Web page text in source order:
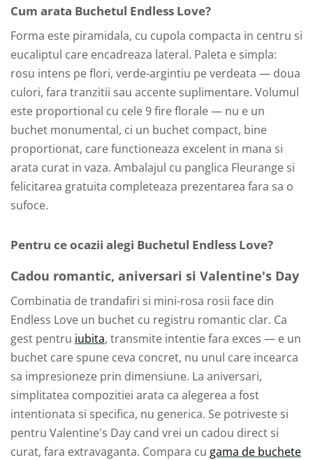
Cum arata Buchetul Endless Love?
Forma este piramidala, cu cupola compacta in centru si
eucaliptul care encadreaza lateral. Paleta e simpla:
rosu intens pe flori, verde-argintiu pe verdeata — doua
culori, fara tranzitii sau accente suplimentare. Volumul
este proportional cu cele 9 fire florale — nu e un
buchet monumental, ci un buchet compact, bine
proportionat, care functioneaza excelent in mana si
arata curat in vaza. Ambalajul cu panglica Fleurange si
felicitarea gratuita completeaza prezentarea fara sa o
sufoce.
Pentru ce ocazii alegi Buchetul Endless Love?
Cadou romantic, aniversari si Valentine's Day
Combinatia de trandafiri si mini-rosa rosii face din
Endless Love un buchet cu registru romantic clar. Ca
gest pentru iubita, transmite intentie fara exces — e un
buchet care spune ceva concret, nu unul care incearca
sa impresioneze prin dimensiune. La aniversari,
simplitatea compozitiei arata ca alegerea a fost
intentionata si specifica, nu generica. Se potriveste si
pentru Valentine's Day cand vrei un cadou direct si
curat, fara extravaganta. Compara cu gama de buchete